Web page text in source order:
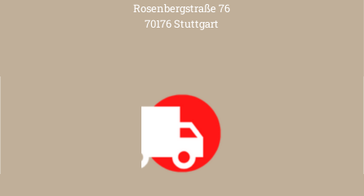
Rosenbergstraße 76
70176 Stuttgart